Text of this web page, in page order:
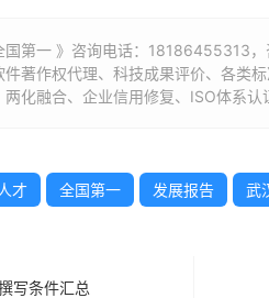
第一 》咨询电话： 18186455313
著作权代理、科技成果评价、各类
化融合、企业信用修复、ISO体系认
才 全国第一 发展报告 武
写条件汇总